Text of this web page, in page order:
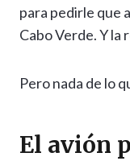
para pedirle que
Cabo Verde. Y la
Pero nada de lo
El avión